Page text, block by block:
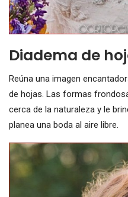
Diadema de
Reúna una imagen
de hojas. Las formas
cerca de la naturaleza y le
planea una boda al aire libre.